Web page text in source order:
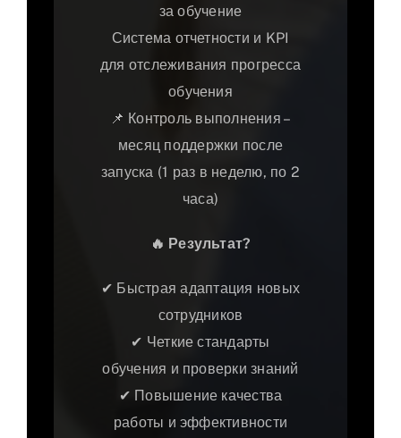
за обучение
Система отчетности и KPI
для отслеживания прогресса
обучения
📌 Контроль выполнения –
месяц поддержки после
запуска (1 раз в неделю, по 2
часа)
🔥 Результат?
✔ Быстрая адаптация новых
сотрудников
✔ Четкие стандарты
обучения и проверки знаний
✔ Повышение качества
работы и эффективности